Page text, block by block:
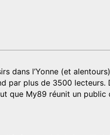
dans l’Yonne (et
par plus de 3500 lecteurs.
que My89 réunit un public